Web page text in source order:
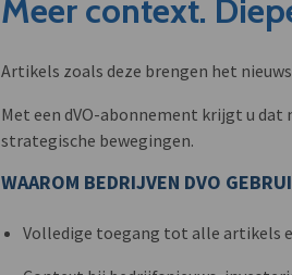
Meer context.
Artikels zoals deze brengen het
Met een dVO-abonnement krijgt u
strategische bewegingen.
WAAROM BEDRIJVEN DVO
Volledige toegang tot alle artikels